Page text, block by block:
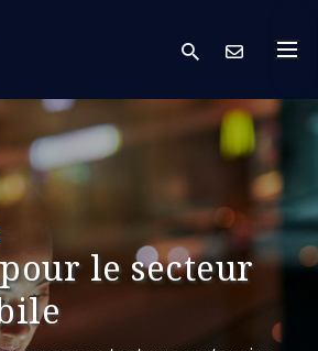
search
le secteur